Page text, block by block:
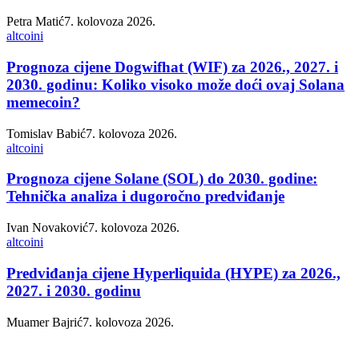
Petra Matić7. kolovoza 2026.
altcoini
Prognoza cijene Dogwifhat (WIF) za 2026., 2027. i
2030. godinu: Koliko visoko može doći ovaj Solana
memecoin?
Tomislav Babić7. kolovoza 2026.
altcoini
Prognoza cijene Solane (SOL) do 2030. godine:
Tehnička analiza i dugoročno predviđanje
Ivan Novaković7. kolovoza 2026.
altcoini
Predviđanja cijene Hyperliquida (HYPE) za 2026.,
2027. i 2030. godinu
Muamer Bajrić7. kolovoza 2026.